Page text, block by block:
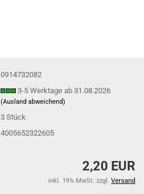
0914732082
3-5 Werktage ab 31.08.2026
(Ausland abweichend)
3Stück
4005652322605
2,20 EUR
inkl. 19% MwSt. zzgl. Versand